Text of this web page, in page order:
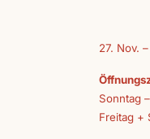
27. Nov.
Sonntag
Freitag +